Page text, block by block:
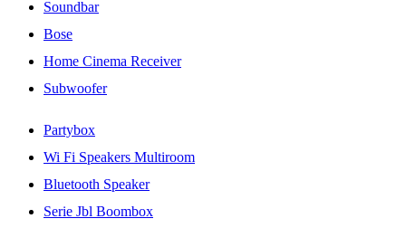
Soundbar
Bose
Home Cinema Receiver
Subwoofer
Partybox
Wi Fi Speakers Multiroom
Bluetooth Speaker
Serie Jbl Boombox